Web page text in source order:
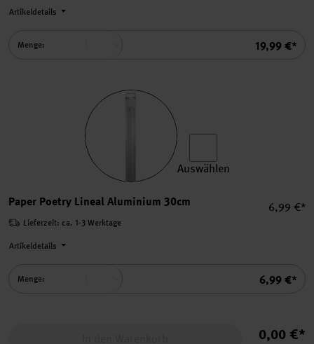
Summe
19,99 €*
Artikeldetails
Menge:
Auswählen
Paper Poetry Lineal Aluminium 30cm
6,99 €*
Summe
6,99 €*
Lieferzeit: ca. 1-3 Werktage
Artikeldetails
Menge:
0,00 €*